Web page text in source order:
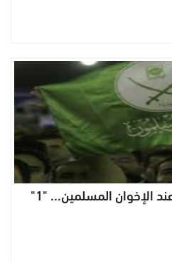
الإخوان المسلمين... "1"